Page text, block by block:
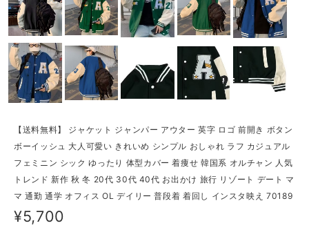
【送料無料】 ジャケット ジャンパー アウター 英字 ロゴ 前開き ボタン
ボーイッシュ 大人可愛い きれいめ シンプル おしゃれ ラフ カジュアル
フェミニン シック ゆったり 体型カバー 着痩せ 韓国系 オルチャン 人気
トレンド 新作 秋 冬 20代 30代 40代 お出かけ 旅行 リゾート デート マ
マ 通勤 通学 オフィス OL デイリー 普段着 着回し インスタ映え 70189
¥5,700